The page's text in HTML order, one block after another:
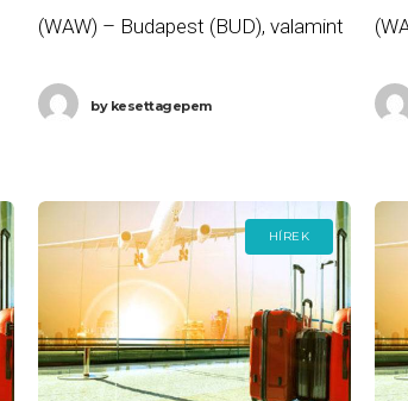
(WAW) – Budapest (BUD), valamint
Budapest (BUD) – Varsó (WAW)
bykesettagepem
HÍREK